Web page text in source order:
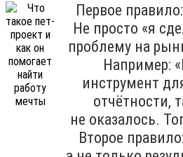
Первое
Не просто «я
проблему на
Например:
инструмент
отчётности,
не оказалось.
Второе